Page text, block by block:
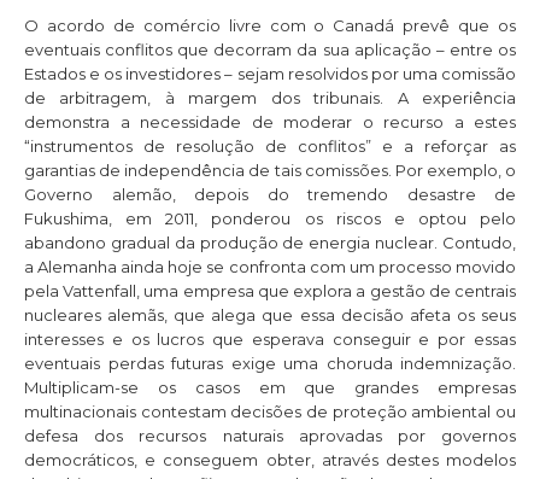
O acordo de comércio livre com o Canadá prevê que os
eventuais conflitos que decorram da sua aplicação – entre os
Estados e os investidores – sejam resolvidos por uma comissão
de arbitragem, à margem dos tribunais. A experiência
demonstra a necessidade de moderar o recurso a estes
“instrumentos de resolução de conflitos” e a reforçar as
garantias de independência de tais comissões. Por exemplo, o
Governo alemão, depois do tremendo desastre de
Fukushima, em 2011, ponderou os riscos e optou pelo
abandono gradual da produção de energia nuclear. Contudo,
a Alemanha ainda hoje se confronta com um processo movido
pela Vattenfall, uma empresa que explora a gestão de centrais
nucleares alemãs, que alega que essa decisão afeta os seus
interesses e os lucros que esperava conseguir e por essas
eventuais perdas futuras exige uma choruda indemnização.
Multiplicam-se os casos em que grandes empresas
multinacionais contestam decisões de proteção ambiental ou
defesa dos recursos naturais aprovadas por governos
democráticos, e conseguem obter, através destes modelos